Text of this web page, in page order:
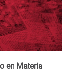
en Materia